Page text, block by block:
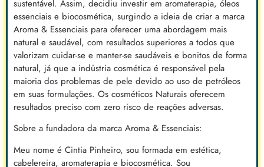
sustentável. Assim, decidiu investir em aromaterapia, óleos
essenciais e biocosmética, surgindo a ideia de criar a marca
Aroma & Essenciais para oferecer uma abordagem mais
natural e saudável, com resultados superiores a todos que
valorizam cuidar-se e manter-se saudáveis e bonitos de forma
natural, já que a indústria cosmética é responsável pela
maioria dos problemas de pele devido ao uso de petróleos
em suas formulações. Os cosméticos Naturais oferecem
resultados preciso com zero risco de reações adversas.
Sobre a fundadora da marca Aroma & Essenciais:
Meu nome é Cintia Pinheiro, sou formada em estética,
cabelereira, aromaterapia e biocosmética. Sou